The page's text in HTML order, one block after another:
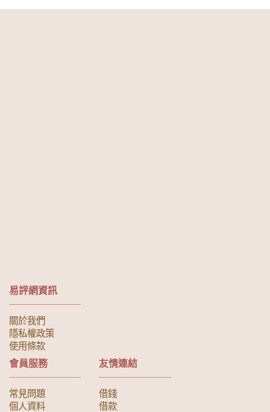
易評網資訊
關於我們
隱私權政策
使用條款
會員服務
常見問題
個人資料
友情連結
借錢
借款